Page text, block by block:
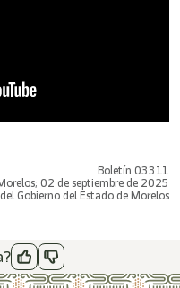
Boletín 03311
02 de septiembre de 2025
Gobierno del Estado de Morelos